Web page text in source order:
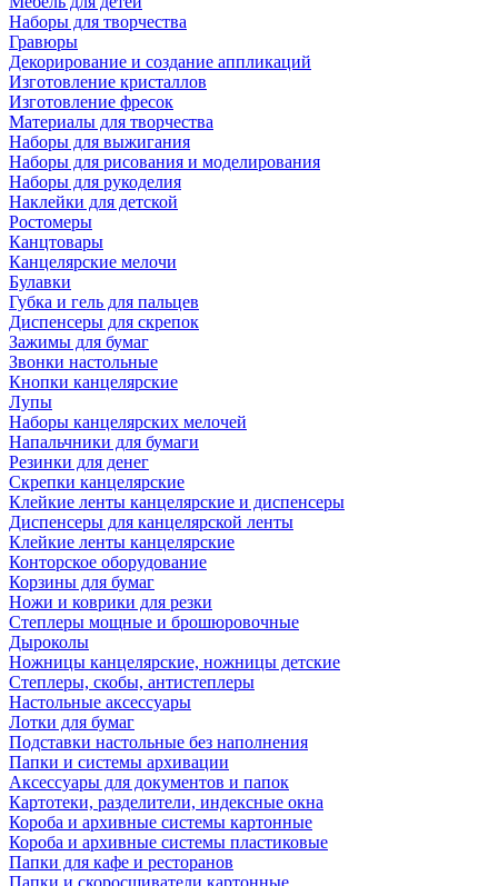
Наборы для творчества
Гравюры
Декорирование и создание аппликаций
Изготовление кристаллов
Изготовление фресок
Материалы для творчества
Наборы для выжигания
Наборы для рисования и моделирования
Наборы для рукоделия
Наклейки для детской
Ростомеры
Канцтовары
Канцелярские мелочи
Булавки
Губка и гель для пальцев
Диспенсеры для скрепок
Зажимы для бумаг
Звонки настольные
Кнопки канцелярские
Лупы
Наборы канцелярских мелочей
Напальчники для бумаги
Резинки для денег
Скрепки канцелярские
Клейкие ленты канцелярские и диспенсеры
Диспенсеры для канцелярской ленты
Клейкие ленты канцелярские
Конторское оборудование
Корзины для бумаг
Ножи и коврики для резки
Степлеры мощные и брошюровочные
Дыроколы
Ножницы канцелярские, ножницы детские
Степлеры, скобы, антистеплеры
Настольные аксессуары
Лотки для бумаг
Подставки настольные без наполнения
Папки и системы архивации
Аксессуары для документов и папок
Картотеки, разделители, индексные окна
Короба и архивные системы картонные
Короба и архивные системы пластиковые
Папки для кафе и ресторанов
Папки и скоросшиватели картонные